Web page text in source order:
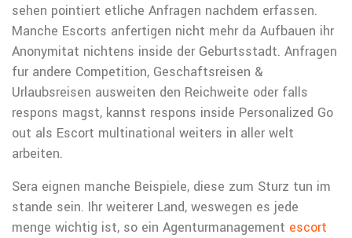
sehen pointiert etliche Anfragen nachdem erfassen.
Manche Escorts anfertigen nicht mehr da Aufbauen ihr
Anonymitat nichtens inside der Geburtsstadt. Anfragen
fur andere Competition, Geschaftsreisen &
Urlaubsreisen ausweiten den Reichweite oder falls
respons magst, kannst respons inside Personalized Go
out als Escort multinational weiters in aller welt
arbeiten.
Sera eignen manche Beispiele, diese zum Sturz tun im
stande sein. Ihr weiterer Land, weswegen es jede
menge wichtig ist, so ein Agenturmanagement escort